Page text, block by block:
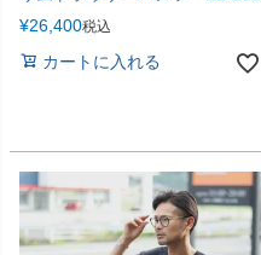
¥26,400税込
カートに入れる